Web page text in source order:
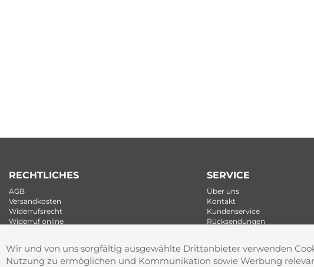
RECHTLICHES
AGB
Versandkosten
Widerrufsrecht
Widerruf online
Impressum
Barrierefreiheitserklärung
SERVICE
Über uns
Kontakt
Kundenservice
Rücksendungen
Wir und von uns sorgfältig ausgewählte Drittanbieter verwenden
Nutzung zu ermöglichen und Kommunikation sowie Werbung